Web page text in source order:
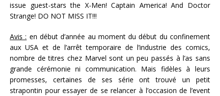
issue guest-stars the X-Men! Captain America! And Doctor
Strange! DO NOT MISS IT!!!
Avis : en début d’année au moment du début du confinement
aux USA et de l’arrêt temporaire de l’industrie des comics,
nombre de titres chez Marvel sont un peu passés à l’as sans
grande cérémonie ni communication. Mais fidèles à leurs
promesses, certaines de ses série ont trouvé un petit
strapontin pour essayer de se relancer à l’occasion de l’event